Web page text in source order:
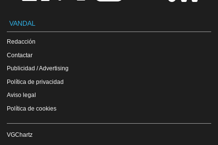
VANDAL
Redacción
Contactar
Publicidad / Advertising
Política de privacidad
Aviso legal
Política de cookies
VGChartz